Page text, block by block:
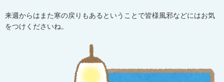
来週からはまた寒の戻りもあるということで皆様風邪などにはお気
をつけくださいね。